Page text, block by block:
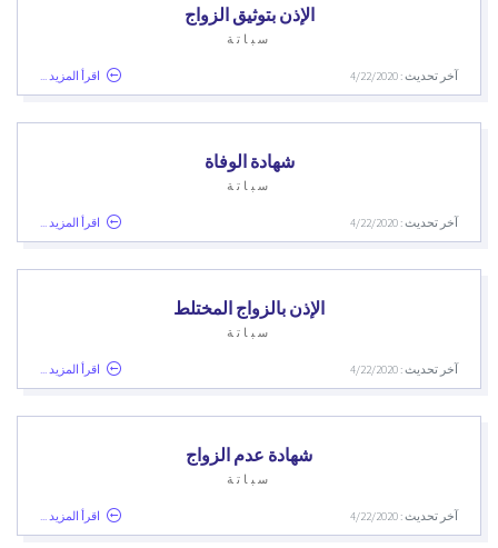
الإذن بتوثيق الزواج
سباتة
آخر تحديث : 4/22/2020 اقرأ المزيد ...
شهادة الوفاة
سباتة
آخر تحديث : 4/22/2020 اقرأ المزيد ...
الإذن بالزواج المختلط
سباتة
آخر تحديث : 4/22/2020 اقرأ المزيد ...
شهادة عدم الزواج
سباتة
آخر تحديث : 4/22/2020 اقرأ المزيد ...